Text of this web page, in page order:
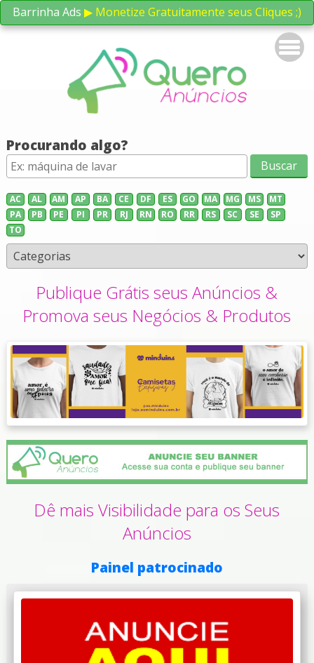
Barrinha Ads ▶ Monetize Gratuitamente seus Cliques ;)
Procurando algo?
AC AL AM AP BA CE DF ES GO MA MG MS
MT
PA
PB PE PI PR RJ RN RO RR RS SC SE
SP
TO
Publique Grátis seus Anúncios &
Promova seus Negócios & Produtos
Dê mais Visibilidade para os Seus
Anúncios
Painel patrocinado